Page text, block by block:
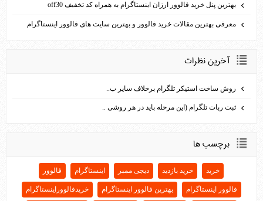
بهترين پنل خريد فالوور ارزان اينستاگرام به همراه کد تخفيف off30
معرفی بهترین مقالات خرید فالوور و بهترین سایت های فالوور اینستاگرام
آخرين نظرات
روش ساخت استیکر تلگرام برخلاف سایر ب..
ثبت ربات تلگرام (این مرحله باید در هر روشی ..
برچسب ها
خرید خرید بازدید دیجی ممبر اینستاگرام فالوور
فالوور اینستاگرام بهترین فالوور اینستاگرام خریدفالووراینستاگرام